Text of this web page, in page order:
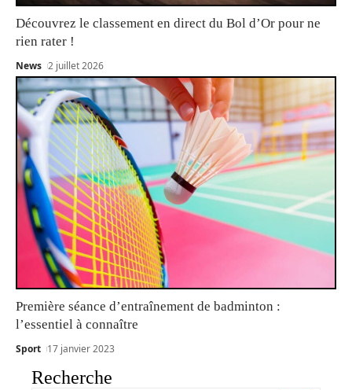
Découvrez le classement en direct du Bol d’Or pour ne
rien rater !
News 2 juillet 2026
Première séance d’entraînement de badminton :
l’essentiel à connaître
Sport 17 janvier 2023
Recherche